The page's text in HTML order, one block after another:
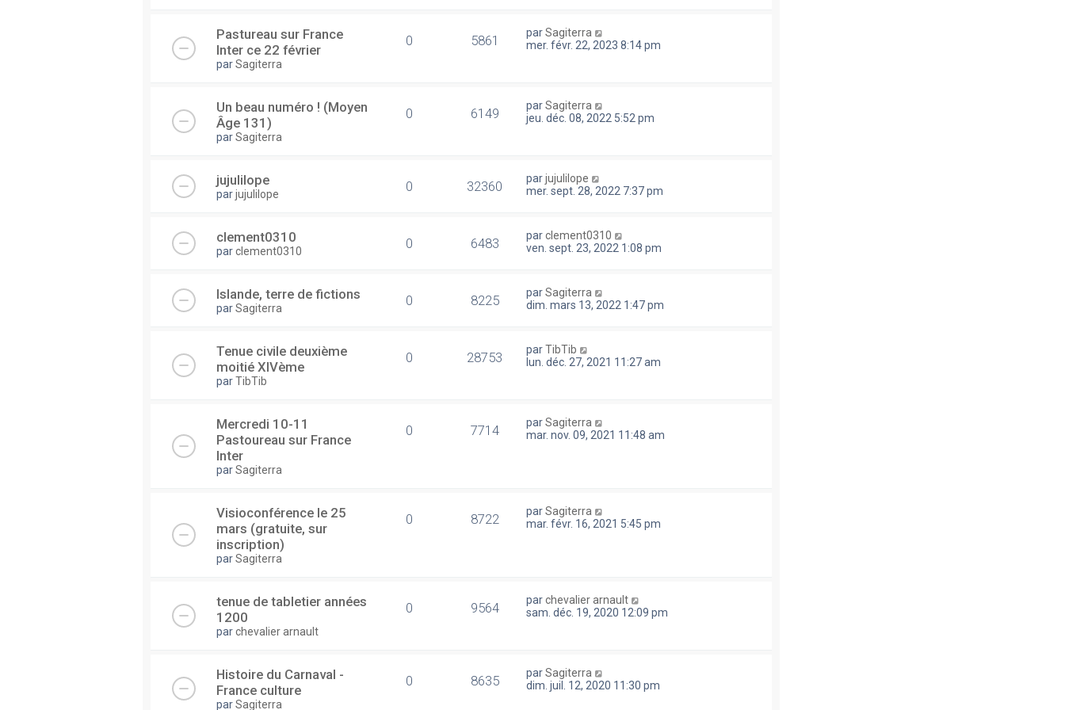
Pastureau sur France
Inter ce 22 février
parSagiterra
0 5861 parSagiterra
mer. févr. 22, 2023 8:14 pm
Un beau numéro ! (Moyen
Âge 131)
parSagiterra
0 6149 parSagiterra
jeu. déc. 08, 2022 5:52 pm
jujulilope
parjujulilope 0 32360 parjujulilope
mer. sept. 28, 2022 7:37 pm
clement0310
parclement0310 0 6483 parclement0310
ven. sept. 23, 2022 1:08 pm
Islande, terre de fictions
parSagiterra 0 8225 parSagiterra
dim. mars 13, 2022 1:47 pm
Tenue civile deuxième
moitié XIVème
parTibTib
0 28753 parTibTib
lun. déc. 27, 2021 11:27 am
Mercredi 10-11
Pastoureau sur France
Inter
parSagiterra
0 7714 parSagiterra
mar. nov. 09, 2021 11:48 am
Visioconférence le 25
mars (gratuite, sur
inscription)
parSagiterra
0 8722 parSagiterra
mar. févr. 16, 2021 5:45 pm
tenue de tabletier années
1200
parchevalier arnault
0 9564 parchevalier arnault
sam. déc. 19, 2020 12:09 pm
Histoire du Carnaval -
France culture
parSagiterra
0 8635 parSagiterra
dim. juil. 12, 2020 11:30 pm